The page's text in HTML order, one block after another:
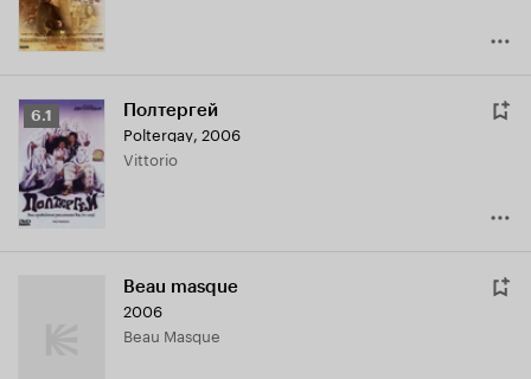
Рейтинг
Кинопоиска
6.1
6.1 Полтергей
Poltergay, 2006
Vittorio
Beau masque
2006
Beau Masque